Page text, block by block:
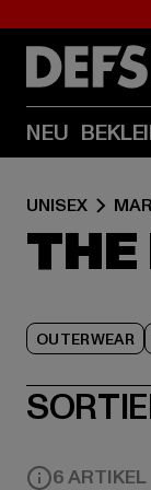
NEU
UNISEX
OUTERWEAR
6 ARTIKEL